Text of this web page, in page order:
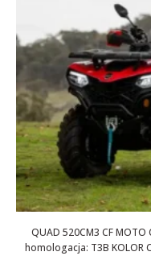
QUAD 520CM3 CF MOTO
homologacja: T3B KOLOR